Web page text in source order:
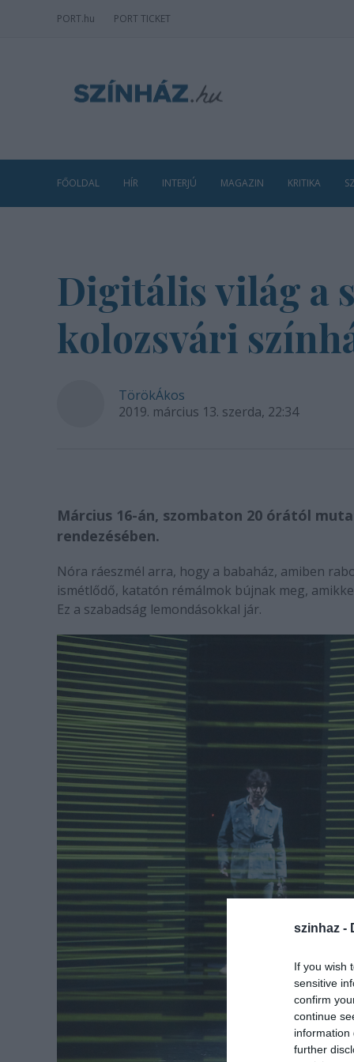
szinhaz -
If you wish
sensitive
confirm
continue
information
further
PORT.hu PORT TICKET
FŐOLDAL HÍR INTERJÚ MAGAZIN KRITIKA
Digitális világ a
kolozsvári
TörökÁkos
2019. március 13. szerda, 22:34
Március 16-án, szombaton 20 órától
rendezésében.
Nóra ráeszmél arra, hogy a babaház, amiben
ismétlődő, katatón rémálmok bújnak meg,
Ez a szabadság lemondásokkal jár.